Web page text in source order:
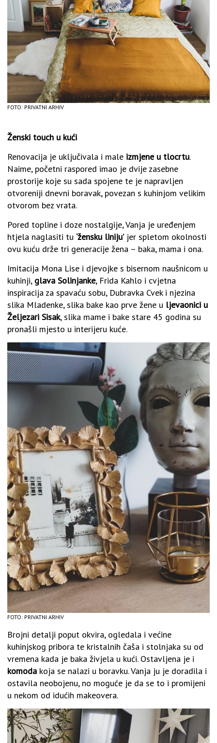
FOTO: PRIVATNI ARHIV
Ženski touch u kući
Renovacija je uključivala i male izmjene u tlocrtu.
Naime, početni raspored imao je dvije zasebne
prostorije koje su sada spojene te je napravljen
otvoreniji dnevni boravak, povezan s kuhinjom velikim
otvorom bez vrata.
Pored topline i doze nostalgije, Vanja je uređenjem
htjela naglasiti tu ‘žensku liniju’jer spletom okolnosti
ovu kuću drže tri generacije žena – baka, mama i ona.
Imitacija Mona Lise i djevojke s bisernom naušnicom u
kuhinji, glava Solinjanke, Frida Kahlo i cvjetna
inspiracija za spavaću sobu, Dubravka Cvek i njezina
slika Mladenke, slika bake kao prve žene u ljevaonici u
Željezari Sisak, slika mame i bake stare 45 godina su
pronašli mjesto u interijeru kuće.
FOTO: PRIVATNI ARHIV
Brojni detalji poput okvira, ogledala i većine
kuhinjskog pribora te kristalnih čaša i stolnjaka su od
vremena kada je baka živjela u kući. Ostavljena je i
komoda koja se nalazi u boravku. Vanja ju je doradila i
ostavila neobojenu, no moguće je da se to i promijeni
u nekom od idućih makeovera.